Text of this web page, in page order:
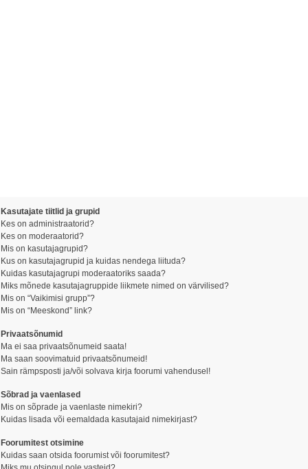
Kasutajate tiitlid ja grupid
Kes on administraatorid?
Kes on moderaatorid?
Mis on kasutajagrupid?
Kus on kasutajagrupid ja kuidas nendega liituda?
Kuidas kasutajagrupi moderaatoriks saada?
Miks mõnede kasutajagruppide liikmete nimed on värvilised?
Mis on “Vaikimisi grupp”?
Mis on “Meeskond” link?
Privaatsõnumid
Ma ei saa privaatsõnumeid saata!
Ma saan soovimatuid privaatsõnumeid!
Sain rämpsposti ja/või solvava kirja foorumi vahendusel!
Sõbrad ja vaenlased
Mis on sõprade ja vaenlaste nimekiri?
Kuidas lisada või eemaldada kasutajaid nimekirjast?
Foorumitest otsimine
Kuidas saan otsida foorumist või foorumitest?